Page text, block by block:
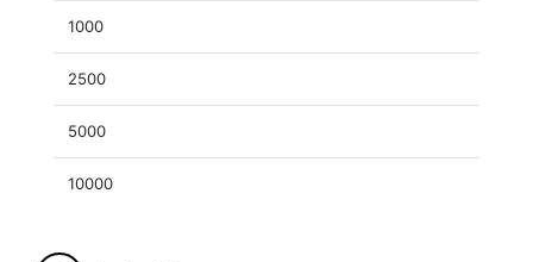
1000
2500
5000
10000